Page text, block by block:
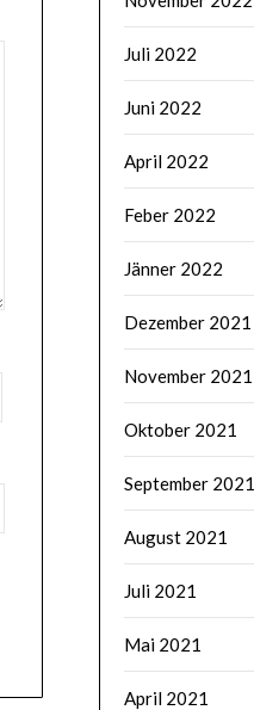
Juli 2022
Juni 2022
April 2022
Feber 2022
Jänner 2022
Dezember 2021
November 2021
Oktober 2021
September 2021
August 2021
Juli 2021
Mai 2021
April 2021